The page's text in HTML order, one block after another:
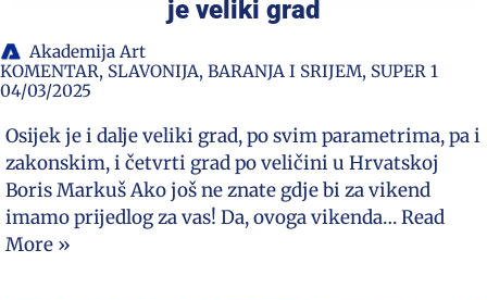
je veliki grad
Akademija Art
KOMENTAR, SLAVONIJA, BARANJA I SRIJEM, SUPER 1
04/03/2025
Osijek je i dalje veliki grad, po svim parametrima, pa i
zakonskim, i četvrti grad po veličini u Hrvatskoj
Boris Markuš Ako još ne znate gdje bi za vikend
imamo prijedlog za vas! Da, ovoga vikenda…Read
More »